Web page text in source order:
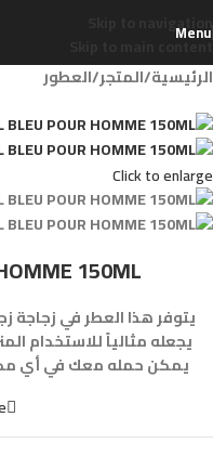
Skip to navigation
Skip to main content
Menu
الرئيسية/المتجر/العطور
Click to enlarge
150ML
يجعله مثالياً للاستخدام
يمكن حمله معك في أي